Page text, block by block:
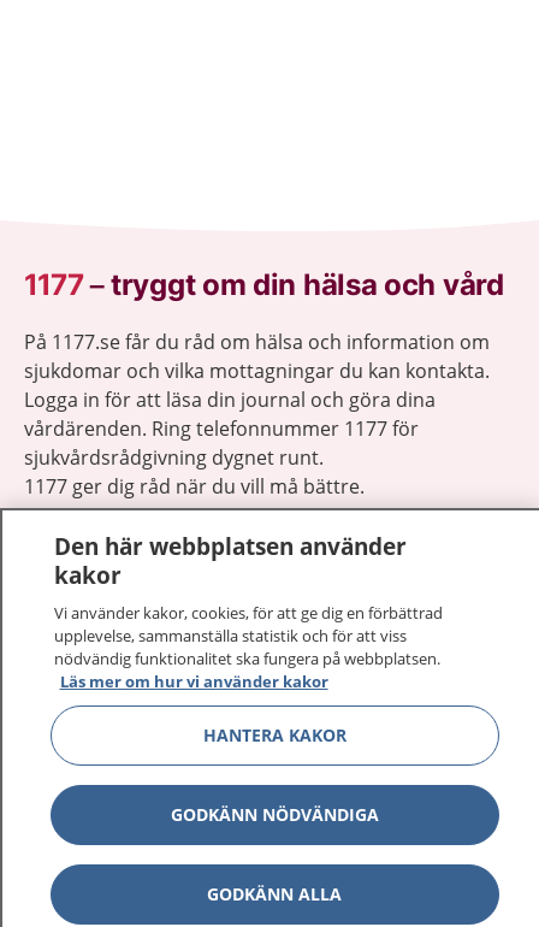
1177–tryggt om din hälsa och vård
På 1177.se får du råd om hälsa och information om
sjukdomar och vilka mottagningar du kan kontakta.
Logga in för att läsa din journal och göra dina
vårdärenden. Ring telefonnummer 1177 för
sjukvårdsrådgivning dygnet runt.
1177 ger dig råd när du vill må bättre.
1177 på flera språk
Om 1177 Visa
Visa
Behandling av personuppgifter
Den här webbplatsen använder
kakor
Vi använder kakor, cookies, för att ge dig en förbättrad
upplevelse, sammanställa statistik och för att viss
nödvändig funktionalitet ska fungera på webbplatsen.
Läs mer om hur vi använder kakor
HANTERA KAKOR
GODKÄNN NÖDVÄNDIGA
GODKÄNN ALLA